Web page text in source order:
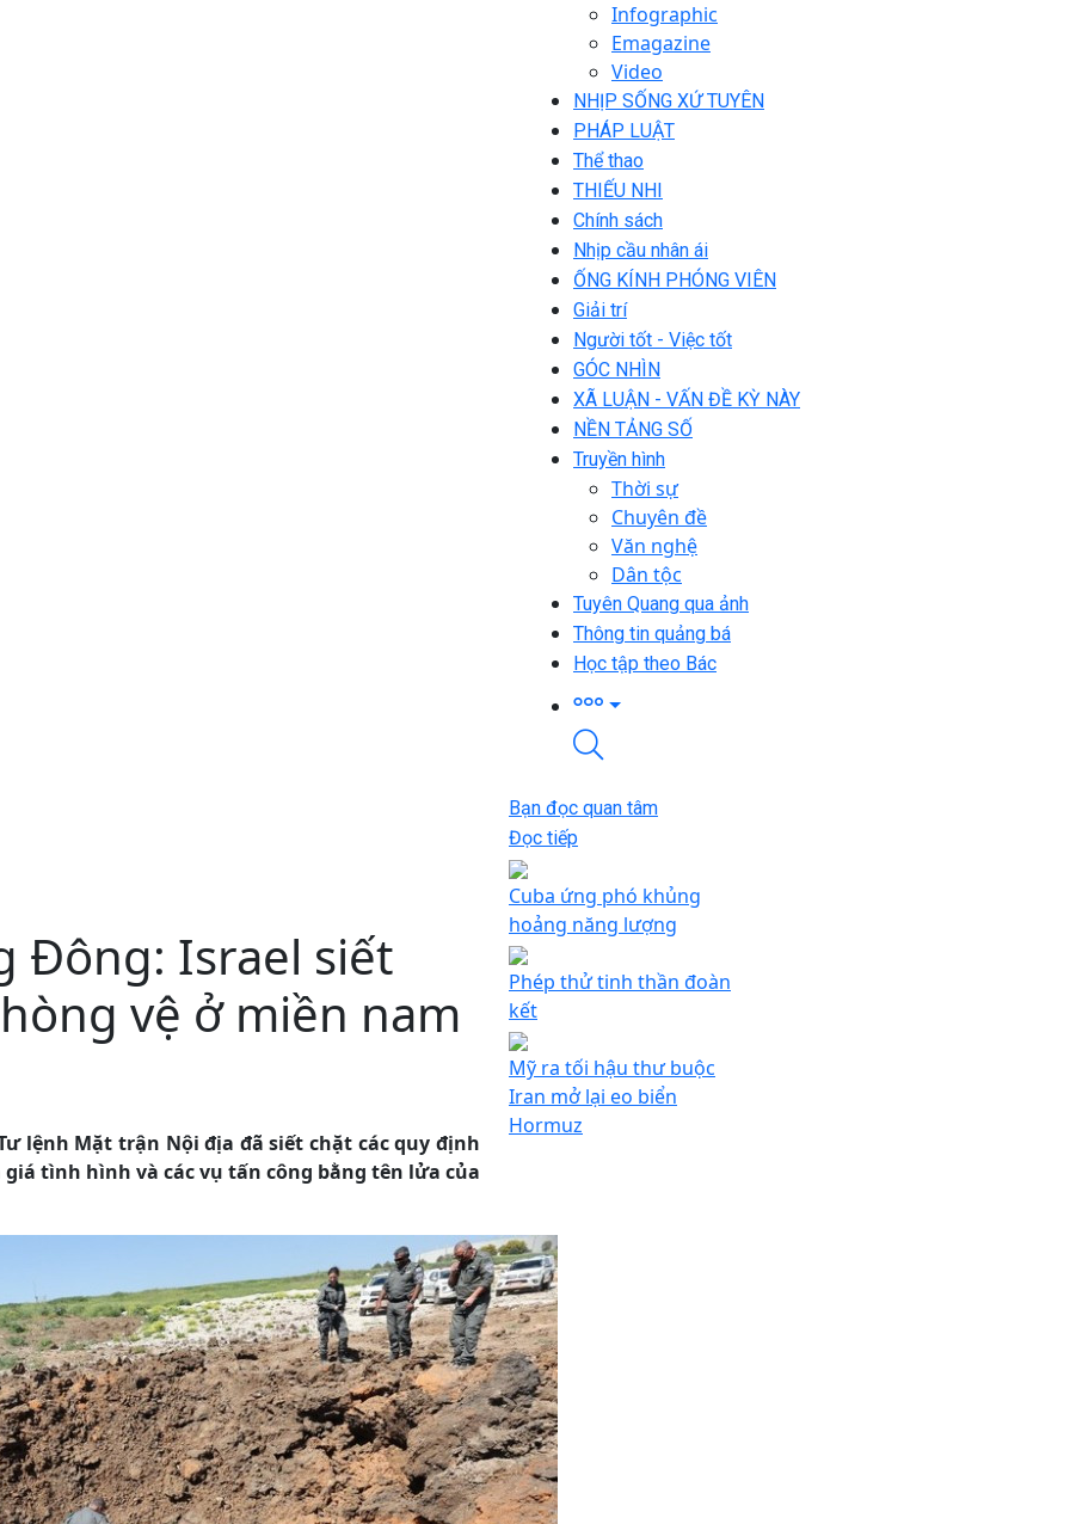
Infographic
Emagazine
Video
NHỊP SỐNG XỨ TUYÊN
PHÁP LUẬT
Thể thao
THIẾU NHI
Chính sách
Nhịp cầu nhân ái
ỐNG KÍNH PHÓNG VIÊN
Giải trí
Người tốt - Việc tốt
GÓC NHÌN
XÃ LUẬN - VẤN ĐỀ KỲ NÀY
NỀN TẢNG SỐ
Truyền hình
Thời sự
Chuyên đề
Văn nghệ
Dân tộc
Tuyên Quang qua ảnh
Thông tin quảng bá
Học tập theo Bác
Đông: Israel siết
vệ ở miền nam
lệnh Mặt trận Nội địa đã siết chặt các quy định
tình hình và các vụ tấn công bằng tên lửa của
Bạn đọc quan tâm
Đọc tiếp
Cuba ứng phó khủng
hoảng năng lượng
Phép thử tinh thần đoàn
kết
Mỹ ra tối hậu thư buộc
Iran mở lại eo biển
Hormuz